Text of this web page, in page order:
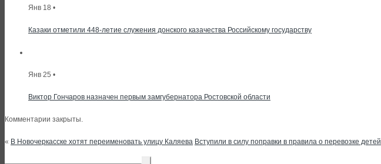
Янв 18 •
Казаки отметили 448-летие служения донского казачества Российскому государству
Янв 25 •
Виктор Гончаров назначен первым замгубернатора Ростовской области
Комментарии закрыты.
« В Новочеркасске хотят переименовать улицу Каляева Вступили в силу поправки в правила о перевозке детей